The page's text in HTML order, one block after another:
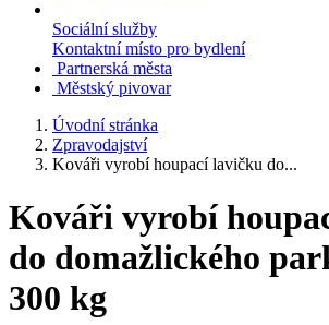
Sociální služby
Kontaktní místo pro bydlení
Partnerská města
Městský pivovar
Úvodní stránka
Zpravodajství
Kováři vyrobí houpací lavičku do...
Kováři vyrobí
do domažlického
300 kg